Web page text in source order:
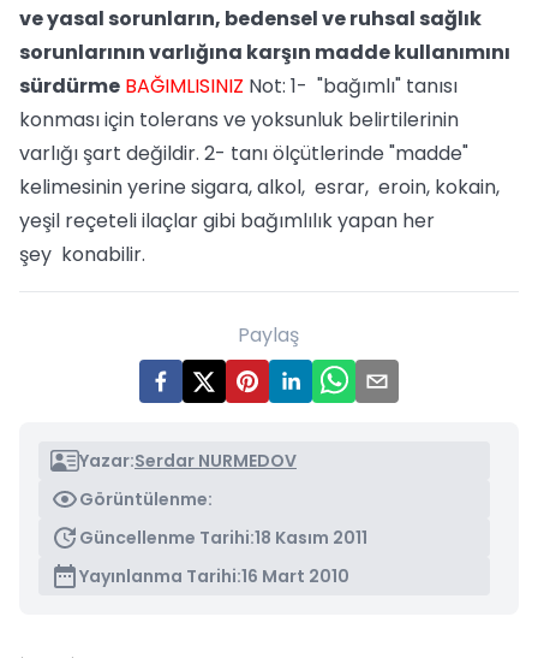
ve yasal sorunların, bedensel ve ruhsal sağlık
sorunlarının varlığına karşın madde kullanımını
sürdürme BAĞIMLISINIZ Not: 1- "bağımlı" tanısı
konması için tolerans ve yoksunluk belirtilerinin
varlığı şart değildir. 2- tanı ölçütlerinde "madde"
kelimesinin yerine sigara, alkol, esrar, eroin, kokain,
yeşil reçeteli ilaçlar gibi bağımlılık yapan her
şey konabilir.
Paylaş
Yazar:Serdar NURMEDOV
Görüntülenme:
Güncellenme Tarihi:18 Kasım 2011
Yayınlanma Tarihi:16 Mart 2010